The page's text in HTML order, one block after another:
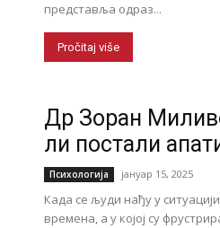
представља одраз...
Pročitaj više
Др Зоран
ли постали
Психологија јануар 15, 2025
Када се људи нађу у
времена, а у којој су